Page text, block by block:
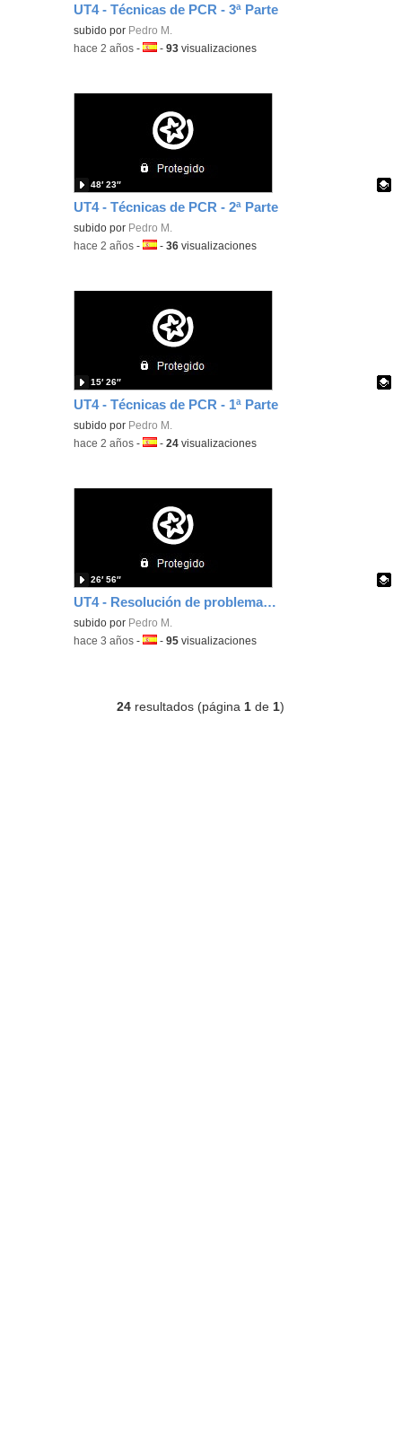
UT4 - Técnicas de PCR - 3ª Parte
Contenido educativo.
subido por Pedro M.
-hace 2 años -Idioma:
-93 visualizaciones
UT4 - Técnicas de PCR - 2ª Parte
Contenido educativo.
subido por Pedro M.
48′ 23″
-hace 2 años -Idioma:
-36 visualizaciones
UT4 - Técnicas de PCR - 1ª Parte
Contenido educativo.
subido por Pedro M.
15′ 26″
-hace 2 años -Idioma:
-24 visualizaciones
UT4 - Resolución de problemas de MM y PCR
Contenido educativo.
subido por Pedro M.
26′ 56″
-hace 3 años -Idioma:
-95 visualizaciones
24 resultados (página 1 de 1)